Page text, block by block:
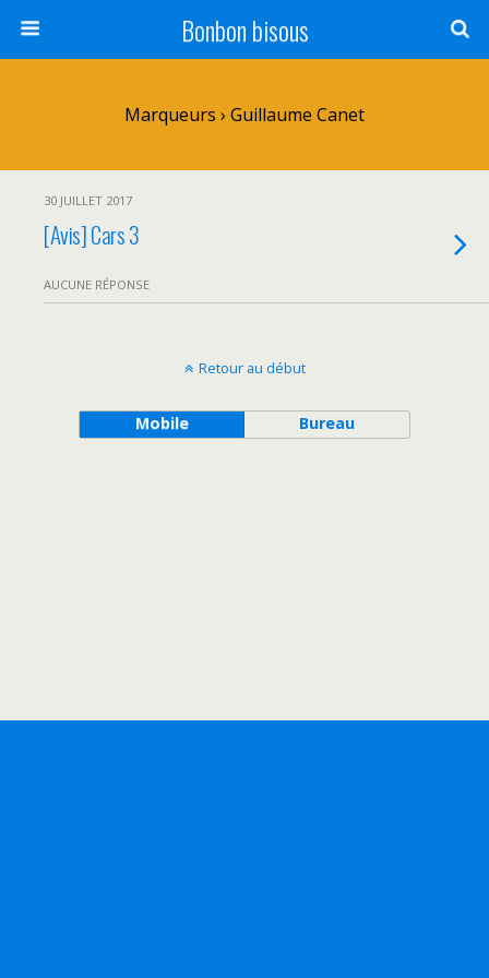
Bonbon bisous
Marqueurs › Guillaume Canet
30 JUILLET 2017
[Avis] Cars 3
AUCUNE RÉPONSE
Retour au début
Mobile Bureau